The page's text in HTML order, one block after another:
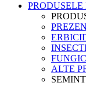
PRODUSELE
ALTE